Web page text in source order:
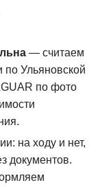
— считаем
по Ульяновской
по фото
на ходу и нет,
документов.